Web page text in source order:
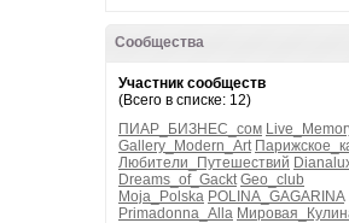
Сообщества
Участник сообществ
(Всего в списке: 12)
ПИАР_БИЗНЕС_сом
Gallery_Modern_Art
Любители_Путешествий
Dreams_of_Gackt Geo_club
Moja_Polska POLINA_GAGARINA
Primadonna_Alla